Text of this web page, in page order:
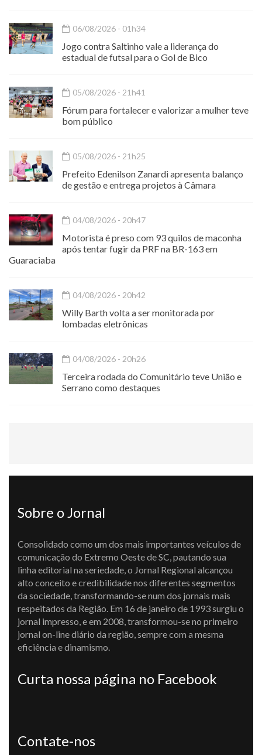
06/08/2026 - 01h34
Jogo contra Saltinho vale a liderança do
estadual de futsal para o Gol de Bico
05/08/2026 - 21h41
Fórum para fortalecer e valorizar a mulher teve
bom público
05/08/2026 - 21h25
Prefeito Edenilson Zanardi apresenta balanço
de gestão e entrega projetos à Câmara
04/08/2026 - 20h47
Motorista é preso com 93 quilos de maconha
após tentar fugir da PRF na BR-163 em
Guaraciaba
04/08/2026 - 20h42
Willy Barth volta a ser monitorada por
lombadas eletrônicas
04/08/2026 - 20h26
Terceira rodada do Comunitário teve União e
Serrano como destaques
Sobre o Jornal
Consolidado como um dos mais importantes veículos de
comunicação do Extremo Oeste de SC, pautando sua
linha editorial na seriedade, o Jornal Regional alcançou
alto conceito e credibilidade nos diferentes segmentos
da sociedade, transformando-se num dos jornais mais
respeitados da Região. Em 16 de janeiro de 1993 surgiu o
jornal impresso, e em 2008, transformou-se no primeiro
jornal on-line diário da região, sempre com a mesma
eficiência e dinamismo.
Curta nossa página no Facebook
Contate-nos